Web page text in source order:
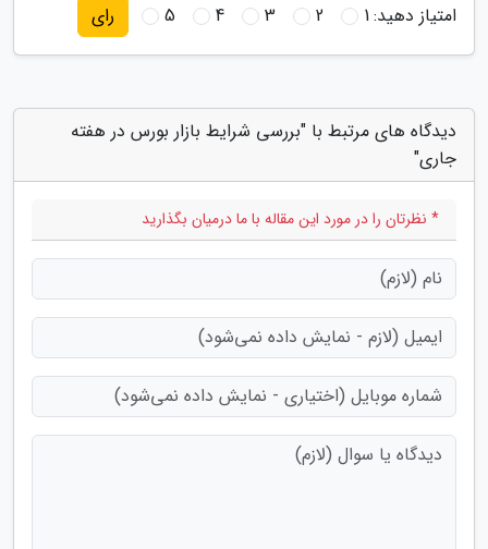
امتیاز دهید:1
2
3
4
5 رای
دیدگاه های مرتبط با "بررسی شرایط بازار بورس در هفته
جاری"
* نظرتان را در مورد این مقاله با ما درمیان بگذارید